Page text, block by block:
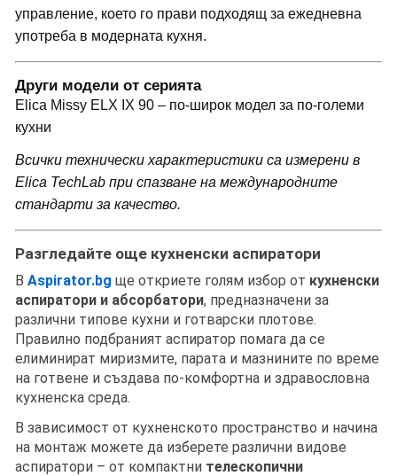
управление, което го прави подходящ за ежедневна
употреба в модерната кухня.
Други модели от серията
Elica Missy ELX IX 90 – по-широк модел за по-големи
кухни
Всички технически характеристики са измерени в
Elica TechLab при спазване на международните
стандарти за качество.
Разгледайте още кухненски аспиратори
В Aspirator.bg ще откриете голям избор от кухненски
аспиратори и абсорбатори, предназначени за
различни типове кухни и готварски плотове.
Правилно подбраният аспиратор помага да се
елиминират миризмите, парата и мазнините по време
на готвене и създава по-комфортна и здравословна
кухненска среда.
В зависимост от кухненското пространство и начина
на монтаж можете да изберете различни видове
аспиратори – от компактни телескопични